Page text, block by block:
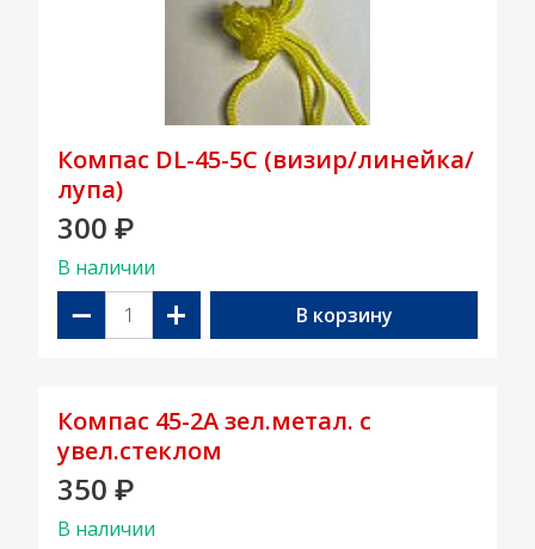
Компас DL-45-5C (визир/линейка/
лупа)
300 ₽
В наличии
− + В корзину
Компас 45-2А зел.метал. с
увел.стеклом
350 ₽
В наличии